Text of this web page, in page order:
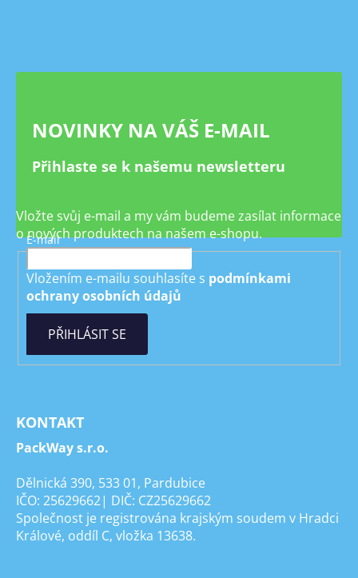
NOVINKY NA VÁŠ E-MAIL
Přihlaste se k našemu newsletteru
Vložte svůj e-mail a my vám budeme zasílat informace
o nových produktech na našem e-shopu.
E-mail
Vložením e-mailu souhlasíte s podmínkami
ochrany osobních údajů
PŘIHLÁSIT SE
KONTAKT
PackWay s.r.o.
Dělnická 390, 533 01, Pardubice
IČO: 25629662| DIČ: CZ25629662
Společnost je registrována krajským soudem v Hradci
Králové, oddíl C, vložka 13638.